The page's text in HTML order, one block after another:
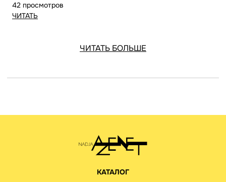
42 просмотров
ЧИТАТЬ
ЧИТАТЬ БОЛЬШЕ
КАТАЛОГ